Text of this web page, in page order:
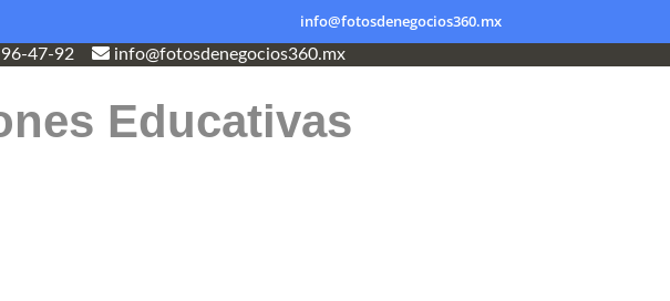
info@fotosdenegocios360.mx
96-47-92 info@fotosdenegocios360.mx
Educativas